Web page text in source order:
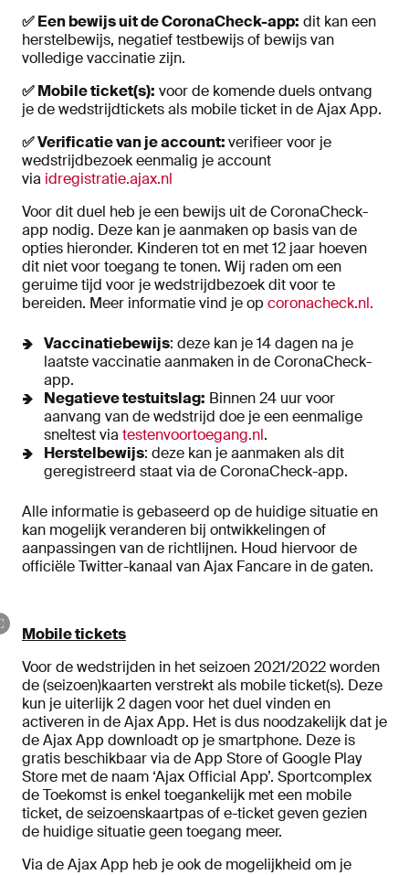
✅Een bewijs uit de CoronaCheck-app: dit kan een
herstelbewijs, negatief testbewijs of bewijs van
volledige vaccinatie zijn.
✅Mobile ticket(s): voor de komende duels ontvang
je de wedstrijdtickets als mobile ticket in de Ajax App.
✅Verificatie van je account:verifieer voor je
wedstrijdbezoek eenmalig je account
via idregistratie.ajax.nl
Voor dit duel heb je een bewijs uit de CoronaCheck-
app nodig. Deze kan je aanmaken op basis van de
opties hieronder. Kinderen tot en met 12 jaar hoeven
dit niet voor toegang te tonen. Wij raden om een
geruime tijd voor je wedstrijdbezoek dit voor te
bereiden. Meer informatie vind je op coronacheck.nl.
Vaccinatiebewijs: deze kan je 14 dagen na je
laatste vaccinatie aanmaken in de CoronaCheck-
app.
Negatieve testuitslag: Binnen 24 uur voor
aanvang van de wedstrijd doe je een eenmalige
sneltest via testenvoortoegang.nl.
Herstelbewijs: deze kan je aanmaken als dit
geregistreerd staat via de CoronaCheck-app.
Alle informatie is gebaseerd op de huidige situatie en
kan mogelijk veranderen bij ontwikkelingen of
aanpassingen van de richtlijnen. Houd hiervoor de
officiële Twitter-kanaal van Ajax Fancare in de gaten.
Mobile tickets
Voor de wedstrijden in het seizoen 2021/2022 worden
de (seizoen)kaarten verstrekt als mobile ticket(s). Deze
kun je uiterlijk 2 dagen voor het duel vinden en
activeren in de Ajax App. Het is dus noodzakelijk dat je
de Ajax App downloadt op je smartphone. Deze is
gratis beschikbaar via de App Store of Google Play
Store met de naam ‘Ajax Official App’. Sportcomplex
de Toekomst is enkel toegankelijk met een mobile
ticket, de seizoenskaartpas of e-ticket geven gezien
de huidige situatie geen toegang meer.
Via de Ajax App heb je ook de mogelijkheid om je